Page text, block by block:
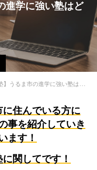
進学に強い塾はど
うるま市の進学に強い塾はどこ！？
住んでいる方に
事を紹介していき
ます！
関してです！